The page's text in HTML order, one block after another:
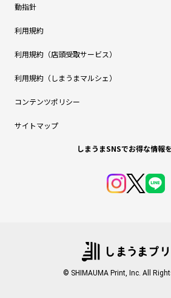
動指針
利用規約
利用規約（店頭受取サービス）
利用規約（しまうまマルシェ）
コンテンツポリシー
サイトマップ
しまうまSNSでお得な情報
© SHIMAUMA Print, Inc. All